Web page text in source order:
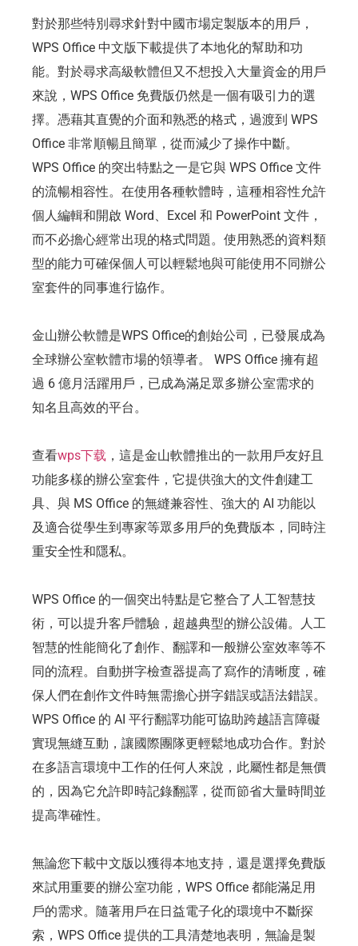
對於那些特別尋求針對中國市場定製版本的用戶，
WPS Office 中文版下載提供了本地化的幫助和功
能。對於尋求高級軟體但又不想投入大量資金的用戶
來說，WPS Office 免費版仍然是一個有吸引力的選
擇。憑藉其直覺的介面和熟悉的格式，過渡到 WPS
Office 非常順暢且簡單，從而減少了操作中斷。
WPS Office 的突出特點之一是它與 WPS Office 文件
的流暢相容性。在使用各種軟體時，這種相容性允許
個人編輯和開啟 Word、Excel 和 PowerPoint 文件，
而不必擔心經常出現的格式問題。使用熟悉的資料類
型的能力可確保個人可以輕鬆地與可能使用不同辦公
室套件的同事進行協作。
金山辦公軟體是WPS Office的創始公司，已發展成為
全球辦公室軟體市場的領導者。 WPS Office 擁有超
過 6 億月活躍用戶，已成為滿足眾多辦公室需求的
知名且高效的平台。
查看wps下载 ，這是金山軟體推出的一款用戶友好且
功能多樣的辦公室套件，它提供強大的文件創建工
具、與 MS Office 的無縫兼容性、強大的 AI 功能以
及適合從學生到專家等眾多用戶的免費版本，同時注
重安全性和隱私。
WPS Office 的一個突出特點是它整合了人工智慧技
術，可以提升客戶體驗，超越典型的辦公設備。人工
智慧的性能簡化了創作、翻譯和一般辦公室效率等不
同的流程。自動拼字檢查器提高了寫作的清晰度，確
保人們在創作文件時無需擔心拼字錯誤或語法錯誤。
WPS Office 的 AI 平行翻譯功能可協助跨越語言障礙
實現無縫互動，讓國際團隊更輕鬆地成功合作。對於
在多語言環境中工作的任何人來說，此屬性都是無價
的，因為它允許即時記錄翻譯，從而節省大量時間並
提高準確性。
無論您下載中文版以獲得本地支持，還是選擇免費版
來試用重要的辦公室功能，WPS Office 都能滿足用
戶的需求。隨著用戶在日益電子化的環境中不斷探
索，WPS Office 提供的工具清楚地表明，無論是製